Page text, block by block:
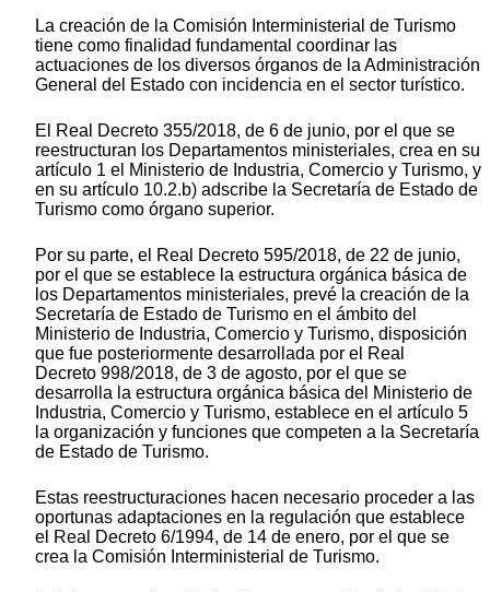
La creación de la Comisión Interministerial de Turismo
tiene como finalidad fundamental coordinar las
actuaciones de los diversos órganos de la Administración
General del Estado con incidencia en el sector turístico.
El Real Decreto 355/2018, de 6 de junio, por el que se
reestructuran los Departamentos ministeriales, crea en su
artículo 1 el Ministerio de Industria, Comercio y Turismo, y
en su artículo 10.2.b) adscribe la Secretaría de Estado de
Turismo como órgano superior.
Por su parte, el Real Decreto 595/2018, de 22 de junio,
por el que se establece la estructura orgánica básica de
los Departamentos ministeriales, prevé la creación de la
Secretaría de Estado de Turismo en el ámbito del
Ministerio de Industria, Comercio y Turismo, disposición
que fue posteriormente desarrollada por el Real
Decreto 998/2018, de 3 de agosto, por el que se
desarrolla la estructura orgánica básica del Ministerio de
Industria, Comercio y Turismo, establece en el artículo 5
la organización y funciones que competen a la Secretaría
de Estado de Turismo.
Estas reestructuraciones hacen necesario proceder a las
oportunas adaptaciones en la regulación que establece
el Real Decreto 6/1994, de 14 de enero, por el que se
crea la Comisión Interministerial de Turismo.